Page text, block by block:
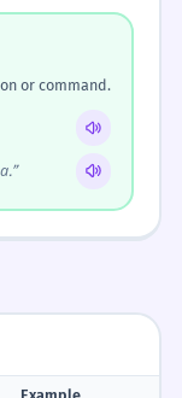
or command.